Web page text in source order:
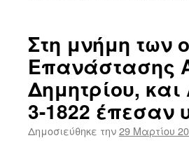
Στη μνήμη των
Επανάστασης
Δημητρίου,
3-1822 έπεσαν
Δημοσιεύθηκε την29 Μαρτίου